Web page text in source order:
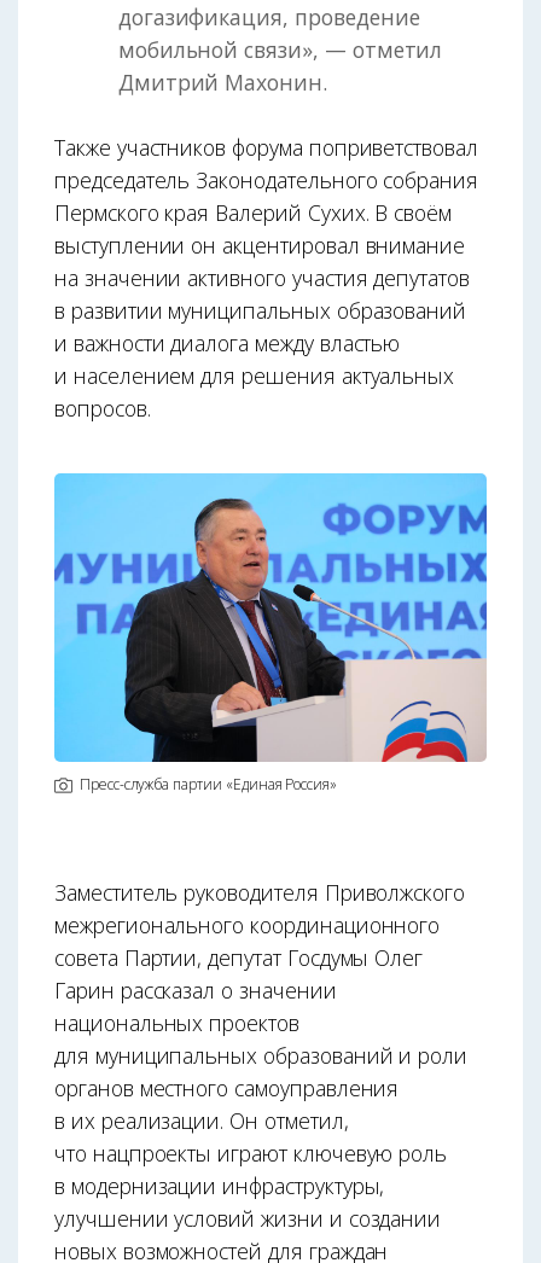
догазификация, проведение
мобильной связи», — отметил
Дмитрий Махонин.
Также участников форума поприветствовал
председатель Законодательного собрания
Пермского края Валерий Сухих. В своём
выступлении он акцентировал внимание
на значении активного участия депутатов
в развитии муниципальных образований
и важности диалога между властью
и населением для решения актуальных
вопросов.
Пресс-служба партии «Единая Россия»
Заместитель руководителя Приволжского
межрегионального координационного
совета Партии, депутат Госдумы Олег
Гарин рассказал о значении
национальных проектов
для муниципальных образований и роли
органов местного самоуправления
в их реализации. Он отметил,
что нацпроекты играют ключевую роль
в модернизации инфраструктуры,
улучшении условий жизни и создании
новых возможностей для граждан